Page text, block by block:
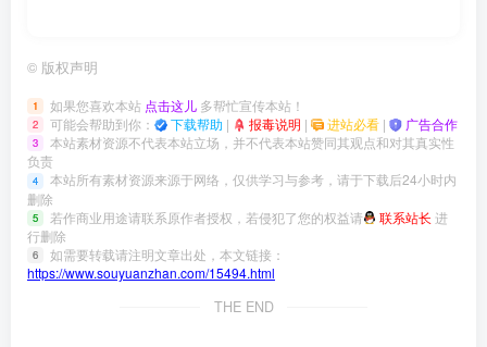
© 版权声明
1 如果您喜欢本站 点击这儿 多帮忙宣传本站！
2 可能会帮助到你： 下载帮助 | 报毒说明 | 进站必看 | 广告合作
3
本站素材资源不代表本站立场，并不代表本站赞同其观点和对其真实性
负责
4
本站所有素材资源来源于网络，仅供学习与参考，请于下载后24小时内
删除
5 若作商业用途请联系原作者授权，若侵犯了您的权益请 联系站长 进
行删除
6
如需要转载请注明文章出处，本文链接：
https://www.souyuanzhan.com/15494.html
THE END